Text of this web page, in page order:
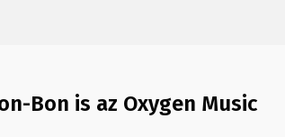
Bon is az Oxygen Music